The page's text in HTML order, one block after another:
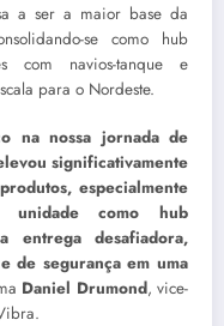
a ser a maior base da
se como hub
com navios-tanque e
para o Nordeste.
na nossa jornada de
significativamente
especialmente
unidade como hub
entrega desafiadora,
de segurança em uma
Daniel Drumond, vice-